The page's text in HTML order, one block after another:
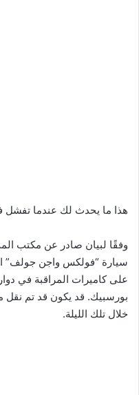
هذا ما يحدث لك عندما تفشل
وفقًا لبيان صادر عن مكتب
سيارة “فولكس واجن جولف”
على كاميرات المراقبة في
بورسبيك. قد يكون قد تم
خلال تلك الليلة.